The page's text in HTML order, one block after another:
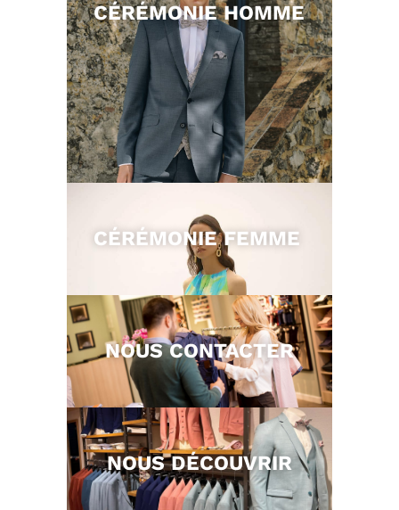
CÉRÉMONIE HOMME
CÉRÉMONIE FEMME
NOUS CONTACTER
NOUS DÉCOUVRIR